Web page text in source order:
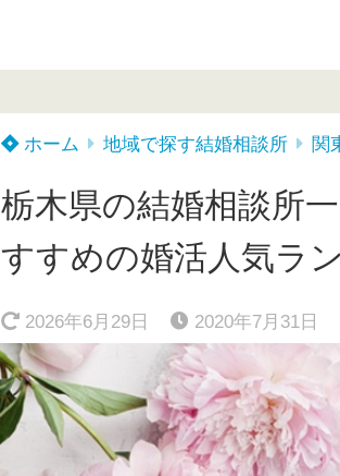
ホーム 地域で探す結婚相談所 関
栃木県の結婚相談所
すすめの婚活人気ラ
2026年6月29日 2020年7月31日